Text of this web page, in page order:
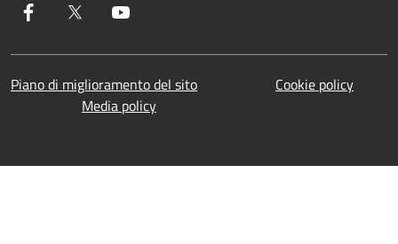
Facebook Twitter
Piano di miglioramento del sito
Cookie policy
Media policy